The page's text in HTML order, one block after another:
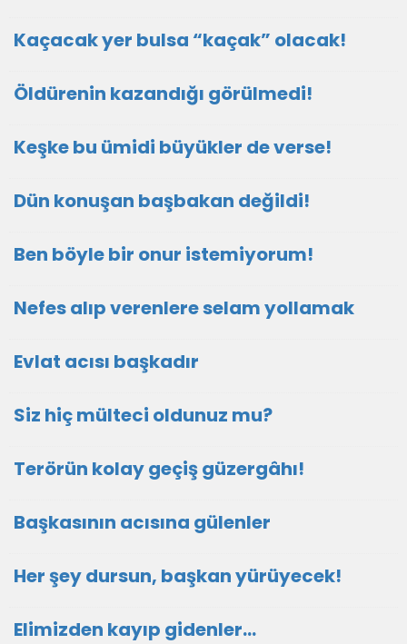
Kaçacak yer bulsa “kaçak” olacak!
Öldürenin kazandığı görülmedi!
Keşke bu ümidi büyükler de verse!
Dün konuşan başbakan değildi!
Ben böyle bir onur istemiyorum!
Nefes alıp verenlere selam yollamak
Evlat acısı başkadır
Siz hiç mülteci oldunuz mu?
Terörün kolay geçiş güzergâhı!
Başkasının acısına gülenler
Her şey dursun, başkan yürüyecek!
Elimizden kayıp gidenler…